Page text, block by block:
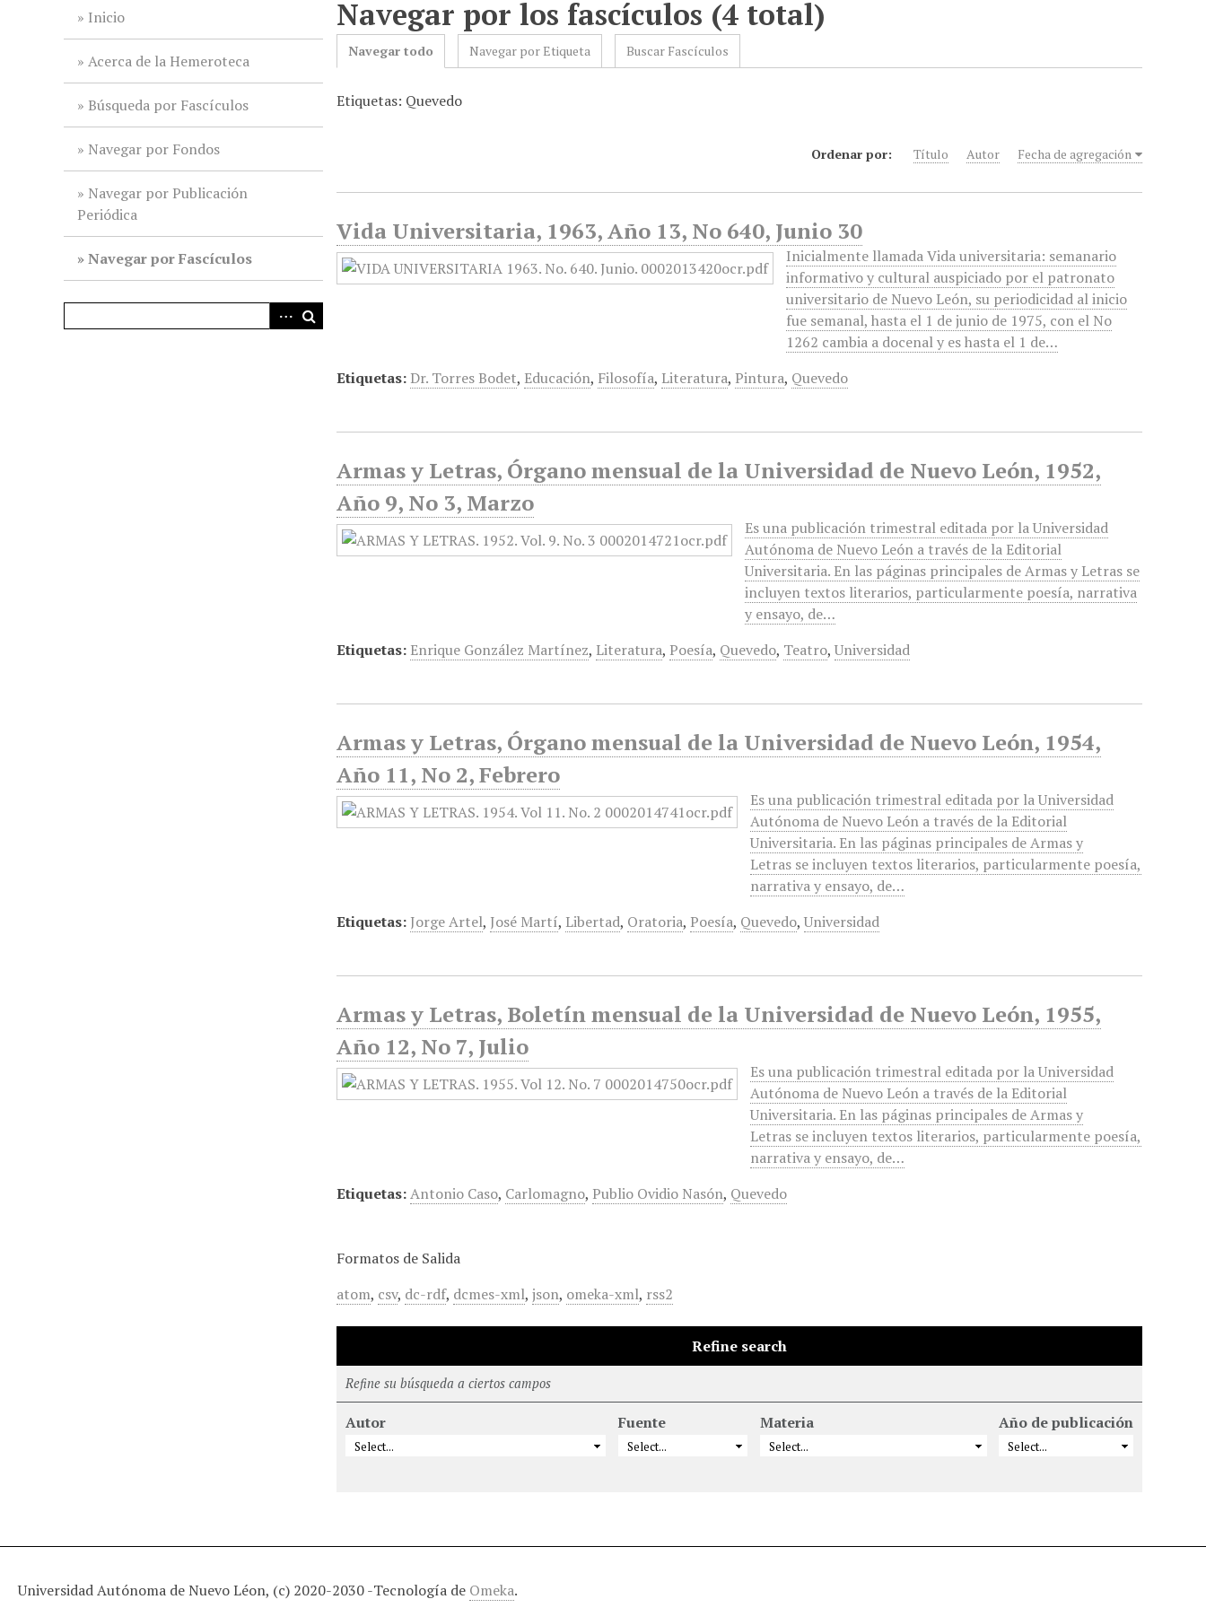
Inicio
Acerca de la Hemeroteca
Búsqueda por Fascículos
Navegar por Fondos
Navegar por Publicación
Periódica
Navegar por Fascículos
Navegar por los fascículos (4 total)
Navegar todo Navegar por Etiqueta Buscar Fascículos
Etiquetas: Quevedo
Ordenar por: Título Autor Fecha de agregación
Vida Universitaria, 1963, Año 13, No 640, Junio 30
Inicialmente llamada Vida universitaria: semanario
informativo y cultural auspiciado por el patronato
universitario de Nuevo León, su periodicidad al inicio
fue semanal, hasta el 1 de junio de 1975, con el No
1262 cambia a docenal y es hasta el 1 de…
Etiquetas: Dr. Torres Bodet, Educación, Filosofía, Literatura, Pintura, Quevedo
Armas y Letras, Órgano mensual de la Universidad de Nuevo León, 1952,
Año 9, No 3, Marzo
Es una publicación trimestral editada por la Universidad
Autónoma de Nuevo León a través de la Editorial
Universitaria. En las páginas principales de Armas y Letras se
incluyen textos literarios, particularmente poesía, narrativa
y ensayo, de…
Etiquetas: Enrique González Martínez, Literatura, Poesía, Quevedo, Teatro,Universidad
Armas y Letras, Órgano mensual de la Universidad de Nuevo León, 1954,
Año 11, No 2, Febrero
Es una publicación trimestral editada por la Universidad
Autónoma de Nuevo León a través de la Editorial
Universitaria. En las páginas principales de Armas y
Letras se incluyen textos literarios, particularmente poesía,
narrativa y ensayo, de…
Etiquetas: Jorge Artel, José Martí, Libertad, Oratoria, Poesía, Quevedo,Universidad
Armas y Letras, Boletín mensual de la Universidad de Nuevo León, 1955,
Año 12, No 7, Julio
Es una publicación trimestral editada por la Universidad
Autónoma de Nuevo León a través de la Editorial
Universitaria. En las páginas principales de Armas y
Letras se incluyen textos literarios, particularmente poesía,
narrativa y ensayo, de…
Etiquetas:Antonio Caso, Carlomagno, Publio Ovidio Nasón, Quevedo
Formatos de Salida
atom, csv, dc-rdf, dcmes-xml,json, omeka-xml, rss2
Refine search
Refine su búsqueda a ciertos campos
Autor Fuente Materia Año de publicación
Universidad Autónoma de Nuevo Léon, (c) 2020-2030 -Tecnología de Omeka.